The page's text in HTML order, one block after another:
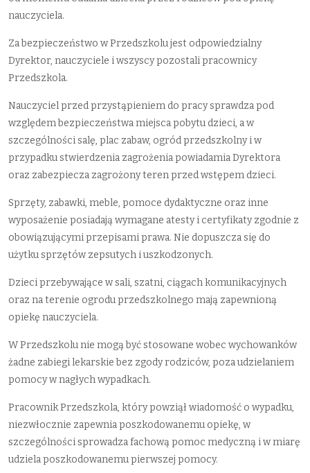
nauczyciela.
Za bezpieczeństwo w Przedszkolu jest odpowiedzialny
Dyrektor, nauczyciele i wszyscy pozostali pracownicy
Przedszkola.
Nauczyciel przed przystąpieniem do pracy sprawdza pod
względem bezpieczeństwa miejsca pobytu dzieci, a w
szczególności salę, plac zabaw, ogród przedszkolny i w
przypadku stwierdzenia zagrożenia powiadamia Dyrektora
oraz zabezpiecza zagrożony teren przed wstępem dzieci.
Sprzęty, zabawki, meble, pomoce dydaktyczne oraz inne
wyposażenie posiadają wymagane atesty i certyfikaty zgodnie z
obowiązującymi przepisami prawa. Nie dopuszcza się do
użytku sprzętów zepsutych i uszkodzonych.
Dzieci przebywające w sali, szatni, ciągach komunikacyjnych
oraz na terenie ogrodu przedszkolnego mają zapewnioną
opiekę nauczyciela.
W Przedszkolu nie mogą być stosowane wobec wychowanków
żadne zabiegi lekarskie bez zgody rodziców, poza udzielaniem
pomocy w nagłych wypadkach.
Pracownik Przedszkola, który powziął wiadomość o wypadku,
niezwłocznie zapewnia poszkodowanemu opiekę, w
szczególności sprowadza fachową pomoc medyczną i w miarę
udziela poszkodowanemu pierwszej pomocy.